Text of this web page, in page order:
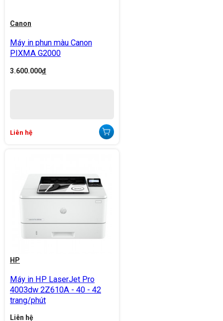
Canon
Máy in phun màu Canon
PIXMA G2000
3.600.000đ
Liên hệ
HP
Máy in HP LaserJet Pro
4003dw 2Z610A - 40 - 42
trang/phút
Liên hệ